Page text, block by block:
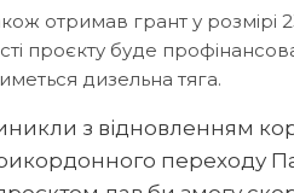
отримав грант у
проєкту буде
дизельна тяга.
з відновленням
переходу